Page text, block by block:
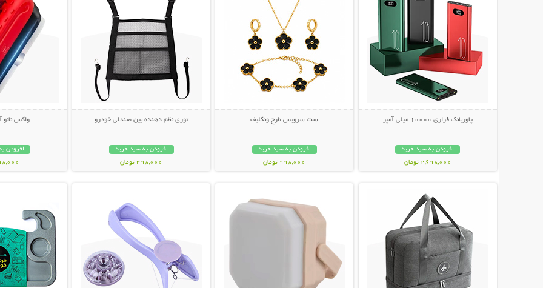
پاوربانک فراری 10000 میلی آمپر
افزودن به سبد خرید
2,698,000 تومان
ست سرویس طرح ونکلیف
افزودن به سبد خرید
998,000 تومان
توری نظم دهنده بین صندلی خودرو
افزودن به سبد خرید
498,000 تومان
واکس نانو
افزودن
398,000